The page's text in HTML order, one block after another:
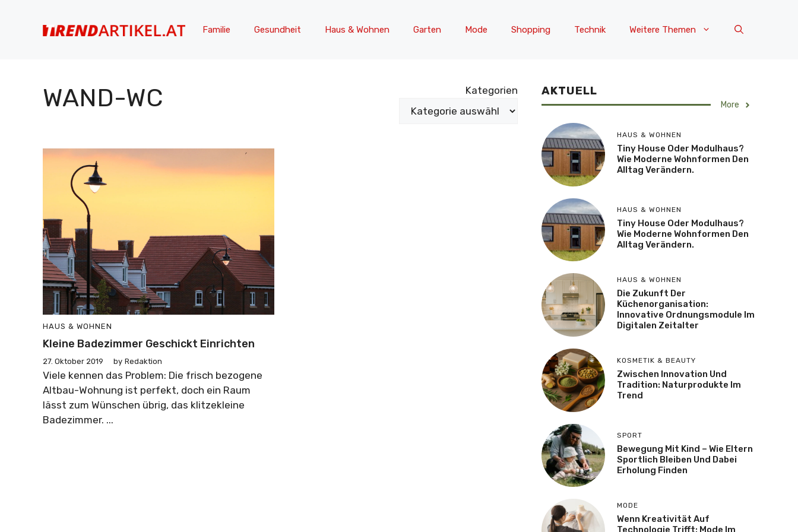
Familie Gesundheit Haus & Wohnen Garten Mode Shopping Technik Weitere Themen
WAND-WC Kategorien
HAUS & WOHNEN
Kleine Badezimmer Geschickt Einrichten
27. Oktober 2019 by Redaktion
Viele kennen das Problem: Die frisch bezogene
Altbau-Wohnung ist perfekt, doch ein Raum
lässt zum Wünschen übrig, das klitzekleine
Badezimmer. ...
AKTUELL
More
HAUS & WOHNEN
Tiny House Oder Modulhaus?
Wie Moderne Wohnformen Den
Alltag Verändern.
HAUS & WOHNEN
Tiny House Oder Modulhaus?
Wie Moderne Wohnformen Den
Alltag Verändern.
HAUS & WOHNEN
Die Zukunft Der
Küchenorganisation:
Innovative Ordnungsmodule Im
Digitalen Zeitalter
KOSMETIK & BEAUTY
Zwischen Innovation Und
Tradition: Naturprodukte Im
Trend
SPORT
Bewegung Mit Kind – Wie Eltern
Sportlich Bleiben Und Dabei
Erholung Finden
MODE
Wenn Kreativität Auf
Technologie Trifft: Mode Im